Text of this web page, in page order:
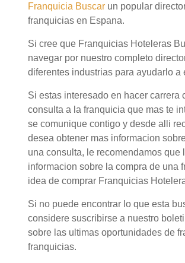
Franquicia Buscar un popular
franquicias en Espana.
Si cree que Franquicias Hoteleras
navegar por nuestro completo
diferentes industrias para ayudarlo
Si estas interesado en hacer
consulta a la franquicia que mas te
se comunique contigo y desde alli
desea obtener mas informacion
una consulta, le recomendamos
informacion sobre la compra de una
idea de comprar Franquicias
Si no puede encontrar lo que esta
considere suscribirse a nuestro
sobre las ultimas oportunidades de
franquicias.